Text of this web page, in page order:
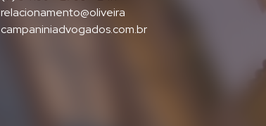
relacionamento@oliveira
campaniniadvogados.com.br